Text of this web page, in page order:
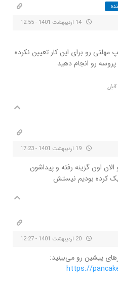
مهلتی رو برای این کار تعیین نکرده
پروسه رو انجام دهید
اون گزینه رفته و پیداشون
کرده بودیم نیستش
پیشین رو می‌بینید:
https://